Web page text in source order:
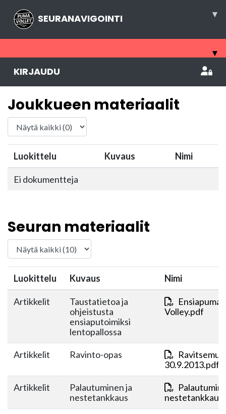
SEURANAVIGOINTI ▾
▾
KIRJAUDU
Joukkueen materiaalit
Luokittelu Kuvaus Nimi
Ei dokumentteja
Seuran materiaalit
Luokittelu Kuvaus Nimi
Artikkelit
Taustatietoa ja
ohjeistusta
ensiaputoimiksi
lentopallossa
Volley.pdf
Artikkelit Ravinto-opas
30.9.2013.pdf
Artikkelit
Palautuminen ja
nestetankkaus